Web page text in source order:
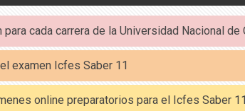
cada carrera de la Universidad Nacional de
examen Icfes Saber 11
online preparatorios para el Icfes Saber